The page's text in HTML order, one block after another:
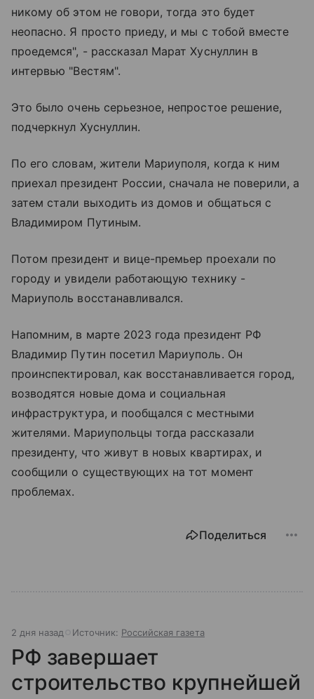
никому об этом не говори, тогда это будет
неопасно. Я просто приеду, и мы с тобой вместе
проедемся", - рассказал Марат Хуснуллин в
интервью "Вестям".
Это было очень серьезное, непростое решение,
подчеркнул Хуснуллин.
По его словам, жители Мариуполя, когда к ним
приехал президент России, сначала не поверили, а
затем стали выходить из домов и общаться с
Владимиром Путиным.
Потом президент и вице-премьер проехали по
городу и увидели работающую технику -
Мариуполь восстанавливался.
Напомним, в марте 2023 года президент РФ
Владимир Путин посетил Мариуполь. Он
проинспектировал, как восстанавливается город,
возводятся новые дома и социальная
инфраструктура, и пообщался с местными
жителями. Мариупольцы тогда рассказали
президенту, что живут в новых квартирах, и
сообщили о существующих на тот момент
проблемах.
Поделиться
2 дня назад Источник: Российская газета
РФ завершает
строительство крупнейшей